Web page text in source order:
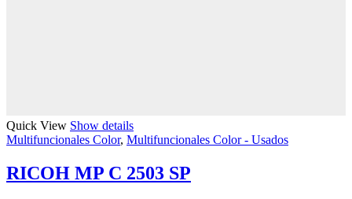
Quick View Show details
Multifuncionales Color, Multifuncionales Color - Usados
RICOH MP C 2503 SP